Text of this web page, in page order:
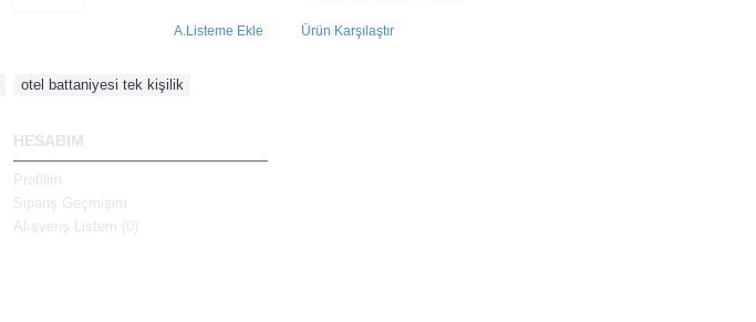
A.Listeme Ekle Ürün Karşılaştır
otel battaniyesi tek kişilik
HESABIM
Profilim
Sipariş Geçmişim
Alışveriş Listem (0)